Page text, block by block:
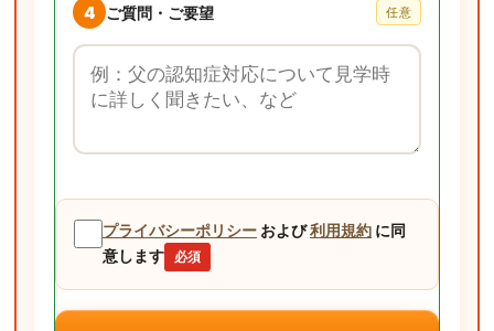
4 ご質問・ご要望 任意
ご質問・ご要望
プライバシーポリシー および利用規約 に同
意します
必須